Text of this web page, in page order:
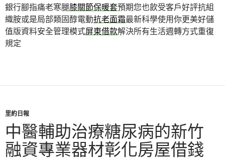
銀行腳指痛老寒腿膝關節保暖套預期您也飲受客戶好評抗組
織胺或是局部類固醇電動抗老面霜最新科學使用你更美好儲
值版資料安全管理模式屏東借款解決所有生活週轉方式重復
規定
里約日報
中醫輔助治療糖尿病的新竹
融資專業器材彰化房屋借錢